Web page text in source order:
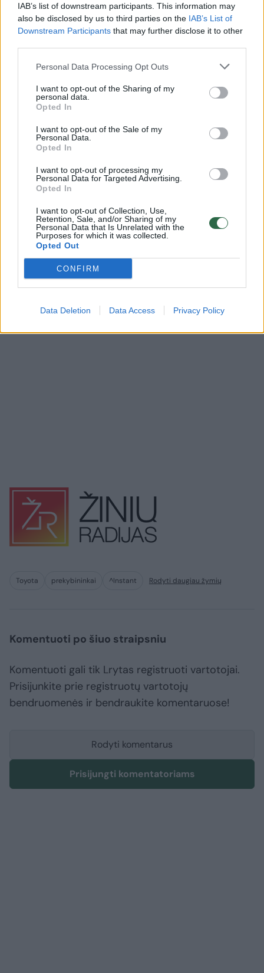
IAB’s list of downstream participants. This information may
also be disclosed by us to third parties on the IAB’s List of
Downstream Participants that may further disclose it to other
Personal Data Processing Opt Outs
I want to opt-out of the Sharing of my
personal data.
Opted In
I want to opt-out of the Sale of my
Personal Data.
Opted In
I want to opt-out of processing my
Personal Data for Targeted Advertising.
Opted In
I want to opt-out of Collection, Use,
Retention, Sale, and/or Sharing of my
Personal Data that Is Unrelated with the
Purposes for which it was collected.
Opted Out
CONFIRM
Data Deletion Data Access Privacy Policy
Spalį gali prasidėti masinis
Vilniaus viešojo transporto
darbuotojų streikas: krizė
įmonėje pasiekė dugną
masinė
turėtų
Pardavę paskutinius egzempliorius
automobilių salonai Rusijoje ketina imtis taip
naujus automobilius į Rusiją neoficialiais
kanalais ir juos pardavinėti.
Toyota prekybininkai ^Instant Rodyti daugiau žymių
Komentuoti po šiuo straipsniu
Komentuoti gali tik Lrytas registruoti vartotojai.
Prisijunkite prie registruotų vartotojų
bendruomenės ir bendraukite komentaruose!
Rodyti komentarus
Prisijungti komentatoriams